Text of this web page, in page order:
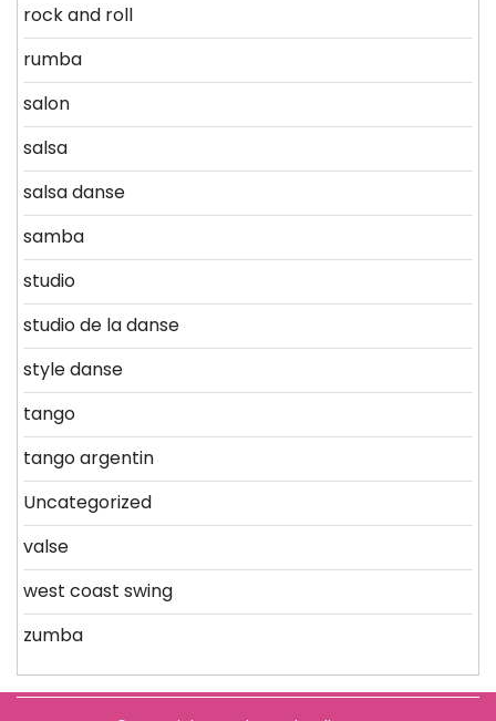
rock and roll
rumba
salon
salsa
salsa danse
samba
studio
studio de la danse
style danse
tango
tango argentin
Uncategorized
valse
west coast swing
zumba